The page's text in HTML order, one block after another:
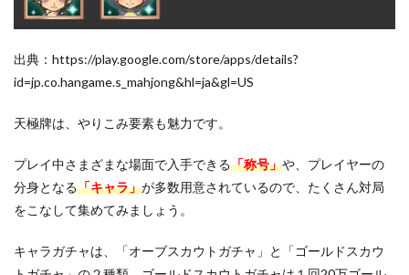
出典：https://play.google.com/store/apps/details?
id=jp.co.hangame.s_mahjong&hl=ja&gl=US
天極牌は、やりこみ要素も魅力です。
プレイ中さまざまな場面で入手できる「称号」や、プレイヤーの
分身となる「キャラ」が多数用意されているので、たくさん対局
をこなして集めてみましょう。
キャラガチャは、「オーブスカウトガチャ」と「ゴールドスカウ